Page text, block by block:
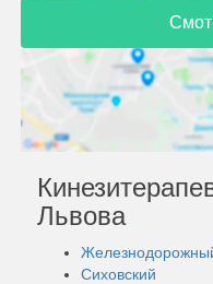
Львова
Сиховский